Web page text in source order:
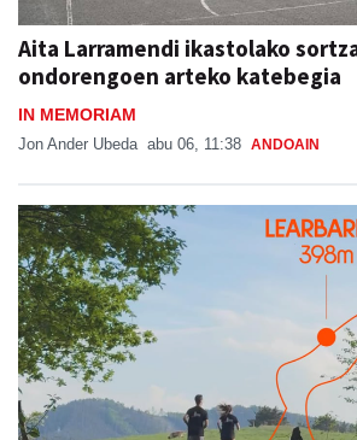
Aita Larramendi ikastolako
ondorengoen arteko katebegia
IN MEMORIAM
Jon Ander Ubeda abu 06, 11:38 ANDOAIN